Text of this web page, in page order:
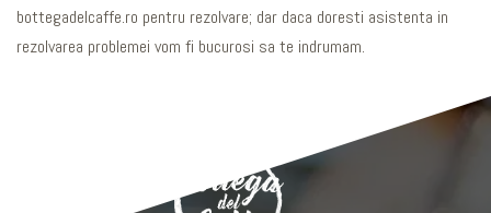
bottegadelcaffe.ro pentru rezolvare; dar daca doresti asistenta in
rezolvarea problemei vom fi bucurosi sa te indrumam.